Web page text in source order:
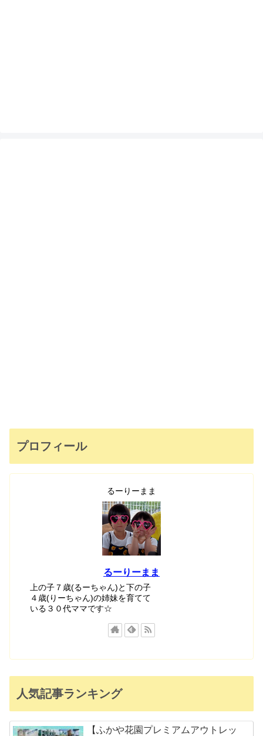
プロフィール
るーりーまま
るーりーまま
上の子７歳(るーちゃん)と下の子
４歳(りーちゃん)の姉妹を育てて
いる３０代ママです☆
人気記事ランキング
【ふかや花園プレミアムアウトレッ